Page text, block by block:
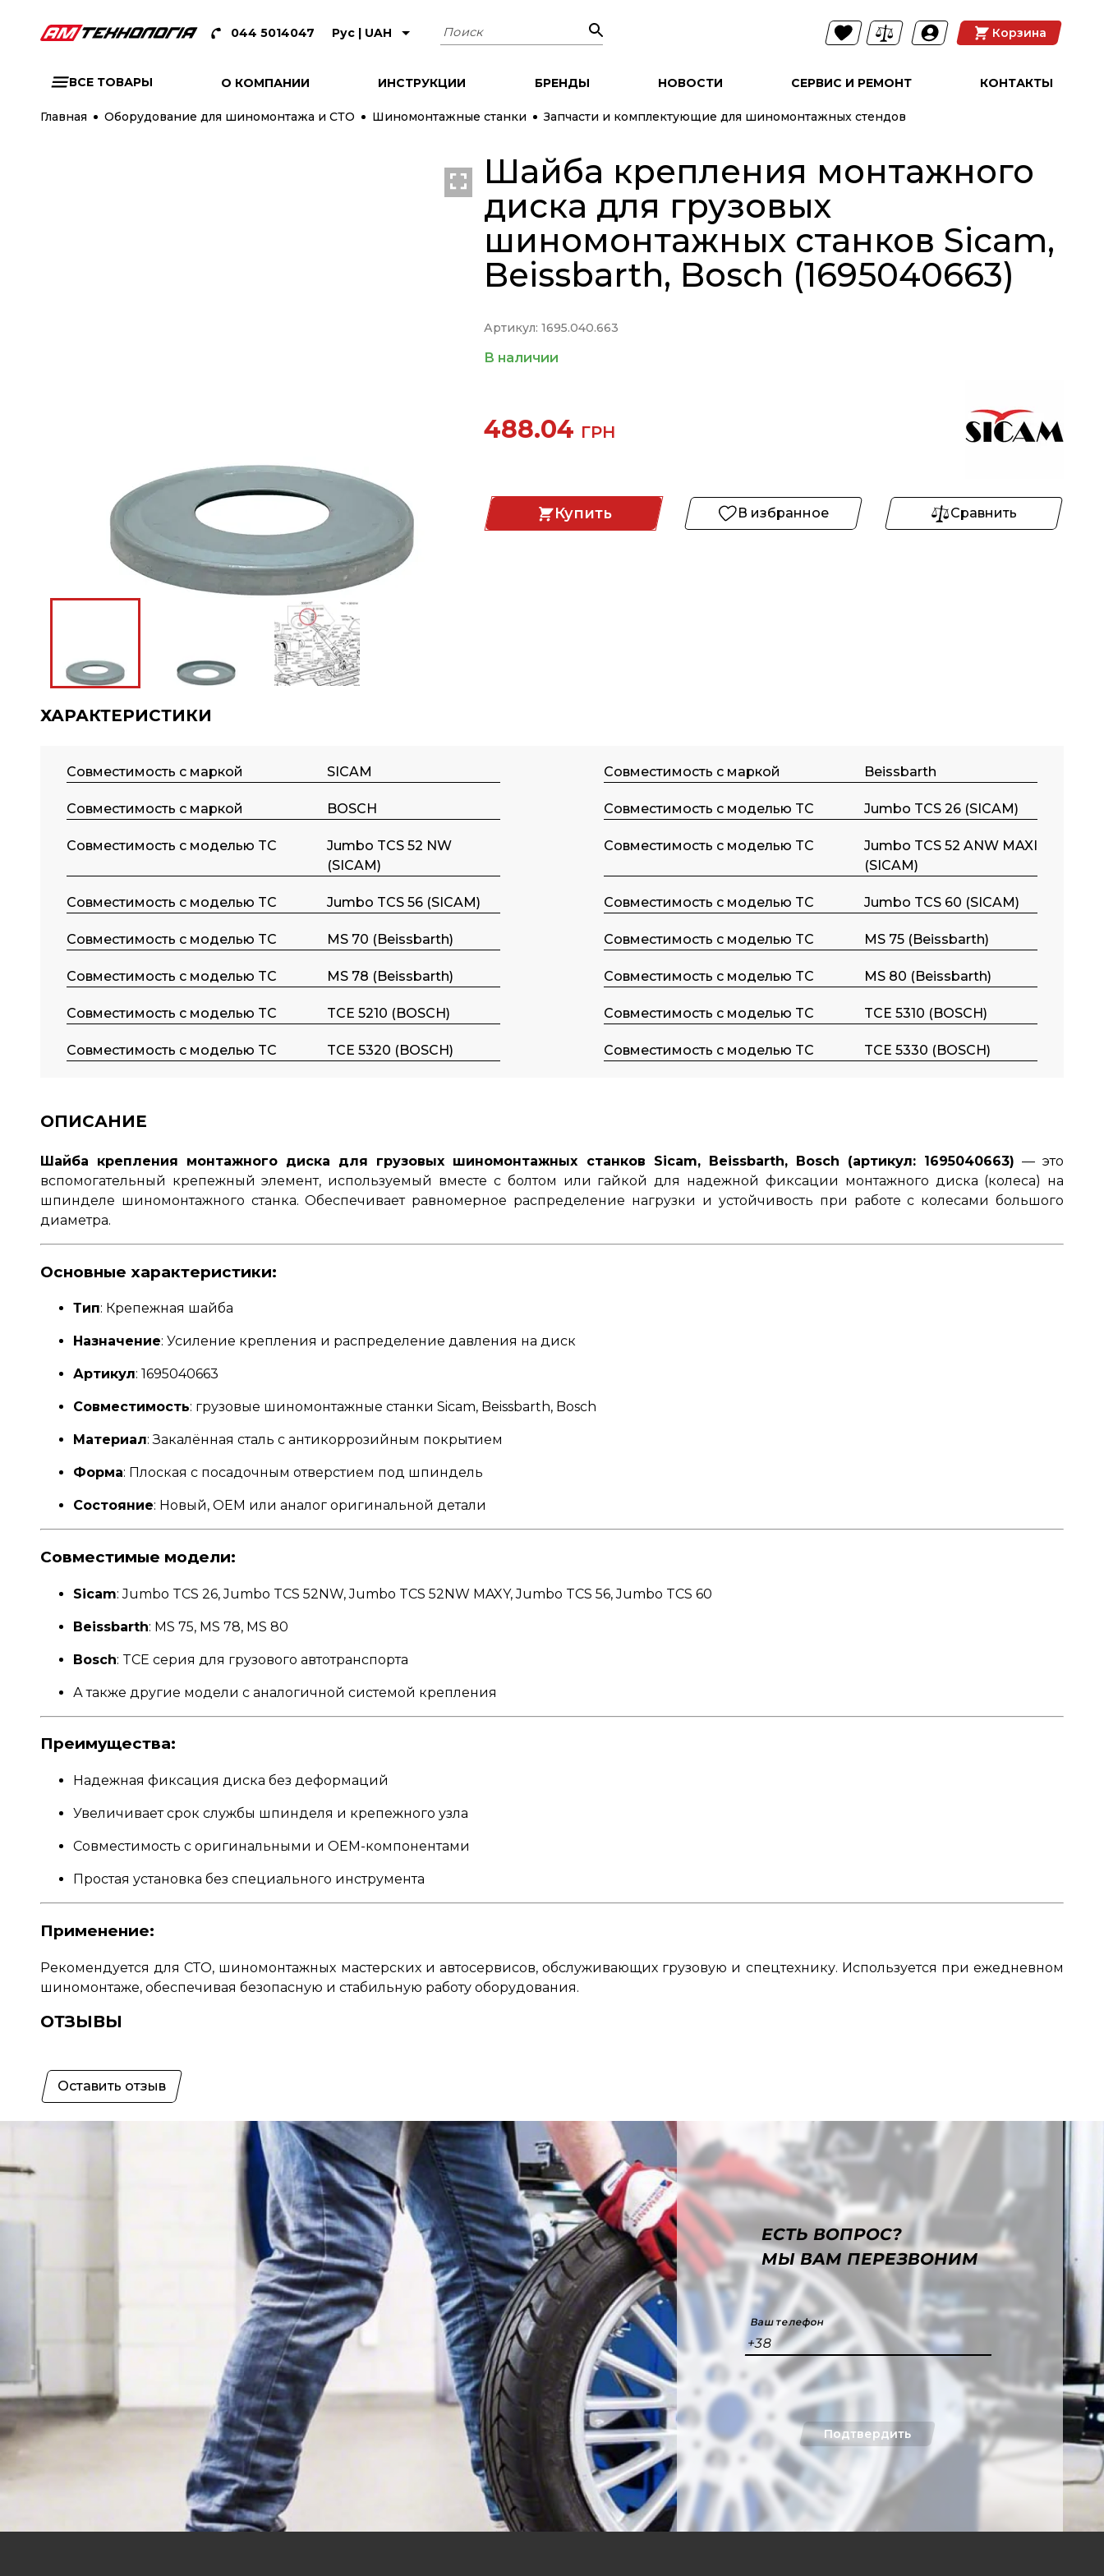
044 5014047 Рус | UAH Поиск Корзина
ВСЕ ТОВАРЫ О КОМПАНИИ ИНСТРУКЦИИ БРЕНДЫ НОВОСТИ СЕРВИС И РЕМОНТ КОНТАКТЫ
Главная Оборудование для шиномонтажа и СТО Шиномонтажные станки Запчасти и комплектующие для шиномонтажных стендов
Шайба крепления монтажного
диска для грузовых
шиномонтажных станков Sicam,
Beissbarth, Bosch (1695040663)
Артикул: 1695.040.663
В наличии
488.04 ГРН
Купить В избранное Сравнить
ХАРАКТЕРИСТИКИ
Совместимость с маркой SICAM Совместимость с маркой Beissbarth
Совместимость с маркой BOSCH Совместимость с моделью TC Jumbo TCS 26 (SICAM)
Совместимость с моделью TC
Jumbo TCS 52 NW
(SICAM)
Совместимость с моделью TC
Jumbo TCS 52 ANW MAXI
(SICAM)
Совместимость с моделью TC Jumbo TCS 56 (SICAM) Совместимость с моделью TC Jumbo TCS 60 (SICAM)
Совместимость с моделью TC MS 70 (Beissbarth) Совместимость с моделью TC MS 75 (Beissbarth)
Совместимость с моделью TC MS 78 (Beissbarth) Совместимость с моделью TC MS 80 (Beissbarth)
Совместимость с моделью TC TCE 5210 (BOSCH) Совместимость с моделью TC TCE 5310 (BOSCH)
Совместимость с моделью TC TCE 5320 (BOSCH) Совместимость с моделью TC TCE 5330 (BOSCH)
ОПИСАНИЕ
Шайба крепления монтажного диска для грузовых шиномонтажных станков Sicam, Beissbarth, Bosch (артикул: 1695040663) — это
вспомогательный крепежный элемент, используемый вместе с болтом или гайкой для надежной фиксации монтажного диска (колеса) на
шпинделе шиномонтажного станка. Обеспечивает равномерное распределение нагрузки и устойчивость при работе с колесами большого
диаметра.
Основные характеристики:
Тип: Крепежная шайба
Назначение: Усиление крепления и распределение давления на диск
Артикул: 1695040663
Совместимость: грузовые шиномонтажные станки Sicam, Beissbarth, Bosch
Материал: Закалённая сталь с антикоррозийным покрытием
Форма: Плоская с посадочным отверстием под шпиндель
Состояние: Новый, OEM или аналог оригинальной детали
Совместимые модели:
Sicam: Jumbo TCS 26, Jumbo TCS 52NW, Jumbo TCS 52NW MAXY, Jumbo TCS 56, Jumbo TCS 60
Beissbarth: MS 75, MS 78, MS 80
Bosch: TCE серия для грузового автотранспорта
А также другие модели с аналогичной системой крепления
Преимущества:
Надежная фиксация диска без деформаций
Увеличивает срок службы шпинделя и крепежного узла
Совместимость с оригинальными и OEM-компонентами
Простая установка без специального инструмента
Применение:
Рекомендуется для СТО, шиномонтажных мастерских и автосервисов, обслуживающих грузовую и спецтехнику. Используется при ежедневном
шиномонтаже, обеспечивая безопасную и стабильную работу оборудования.
ОТЗЫВЫ
Оставить отзыв
ЕСТЬ ВОПРОС?
МЫ ВАМ ПЕРЕЗВОНИМ
Ваш телефон
+38
Подтвердить